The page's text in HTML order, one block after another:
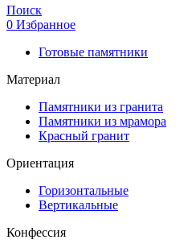
Поиск
0 Избранное
Готовые памятники
Материал
Памятники из гранита
Памятники из мрамора
Красный гранит
Ориентация
Горизонтальные
Вертикальные
Конфессия